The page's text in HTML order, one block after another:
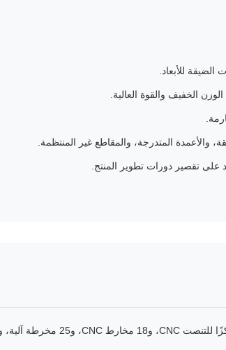
والأعمدة المتدرجة، والمقاطع غير المنتظمة.
على تقصير دورات تطوير المنتج.